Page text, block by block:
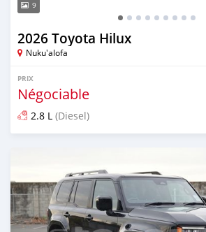
9
2026 Toyota Hilux
Nuku'alofa
PRIX
Négociable
2.8 L (Diesel)